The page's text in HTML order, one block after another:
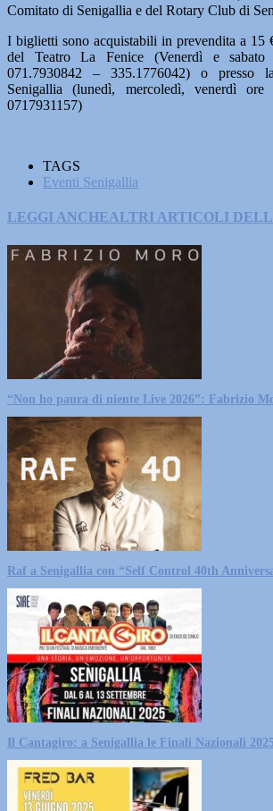
Comitato di Senigallia e del Rotary Club di
I biglietti sono acquistabili in prevendita a 15
del Teatro La Fenice (Venerdì e
071.7930842 – 335.1776042) o presso
Senigallia (lunedì, mercoledì, venerdì
0717931157)
TAGS
Eventi Senigallia
LEGGI ANCHEALTRI ARTICOLI
“Non ho paura di niente Live 2026”: Fabrizio
Raf a Senigallia con “Self Control 40th
Il Cantagiro: a Senigallia le Finali Nazionali 2025